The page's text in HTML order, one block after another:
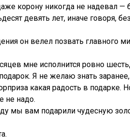
корону никогда не надевал —
девять лет, иначе говоря,
он велел позвать главного
мне исполнится ровно
Я не желаю знать
какая радость в подарке.
не надо.
мы вам подарили чудесную